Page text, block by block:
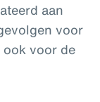
aan
voor
ook voor de